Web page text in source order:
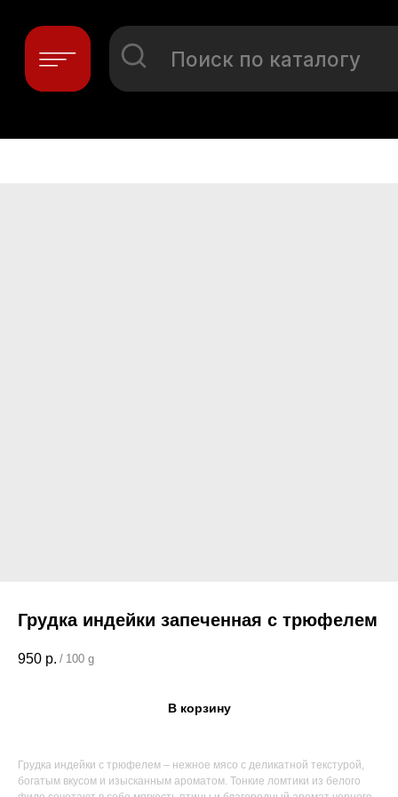
Поиск по каталогу
Грудка индейки запеченная с трюфелем
950 р. / 100 g
В корзину
Грудка индейки с трюфелем – нежное мясо с деликатной текстурой,
богатым вкусом и изысканным ароматом. Тонкие ломтики из белого